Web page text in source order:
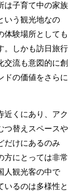
は子育て中の家族
いう観光地なの
体験場所としても
。しかも訪日旅行
交流も意図的に創
ドの価値をさらに
近くにあり、アク
つ替えスペースや
だけにあるのみ
方にとっては非常
人観光客の中で
いるのは多様性と